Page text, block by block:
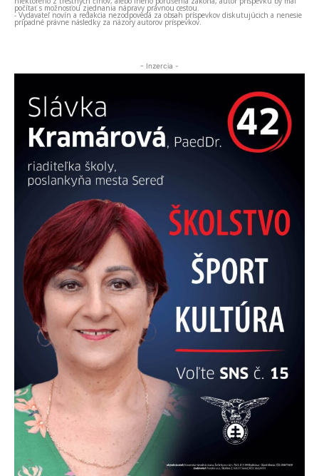
počítať s možnosťou zjednania nápravy právnou cestou.
- Vydavateľ novín a redakcia nezodpovedá za obsah príspevkov diskutujúcich a nenesie
prípadné právne následky za názory autorov príspevkov.
- Inzercia -